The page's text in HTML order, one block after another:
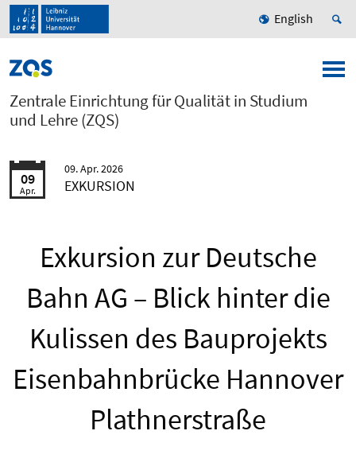
English
Zentrale Einrichtung für Qualität in Studium
und Lehre (ZQS)
09
Apr.
09. Apr. 2026
EXKURSION
Exkursion zur Deutsche
Bahn AG – Blick hinter die
Kulissen des Bauprojekts
Eisenbahnbrücke Hannover
Plathnerstraße